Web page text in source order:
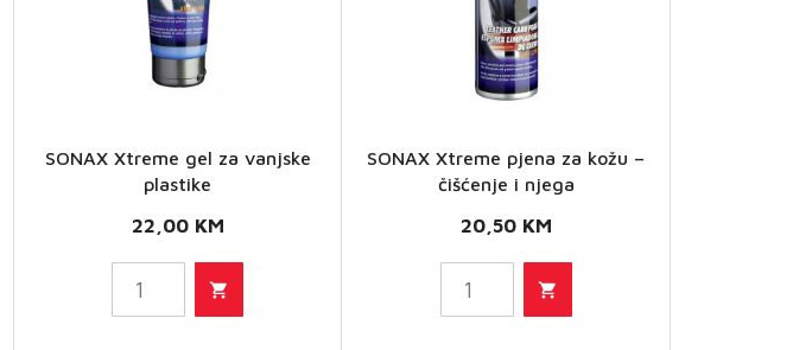
SONAX Xtreme gel za vanjske
plastike
22,00 KM
SONAX
vanjske
plastike
SONAX Xtreme pjena za kožu –
čišćenje i njega
20,50 KM
Xtreme
čišćenje